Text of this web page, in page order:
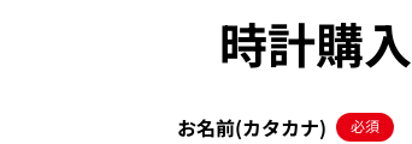
時計購
お名前(カタカナ) 必須